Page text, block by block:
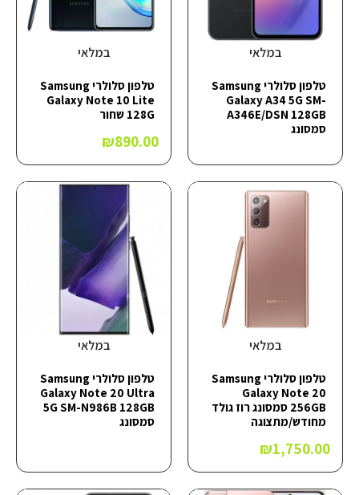
במלאי
טלפון סלולרי Samsung
Galaxy A34 5G SM-
A346E/DSN 128GB
סמסונג
במלאי
טלפון סלולרי Samsung
Galaxy Note 10 Lite
128G שחור
₪890.00
במלאי
טלפון סלולרי Samsung
Galaxy Note 20
256GB סמסונג רוז גולד
מחודש/מתצוגה
₪1,750.00
במלאי
טלפון סלולרי Samsung
Galaxy Note 20 Ultra
5G SM-N986B 128GB
סמסונג